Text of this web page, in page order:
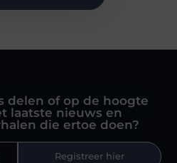
delen of op de hoogte
laatste nieuws en
die ertoe doen?
Registreer hier